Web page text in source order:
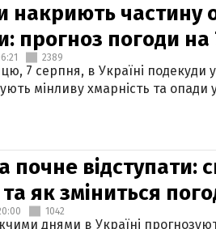
накриють частину
прогноз погоди на
2389
7 серпня, в Україні подекуди
мінливу хмарність та опади у
почне відступати:
як зміниться
1042
днями в Україні